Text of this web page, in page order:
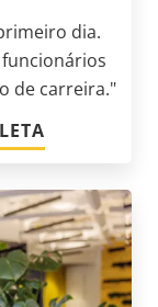
dia.
de carreira."